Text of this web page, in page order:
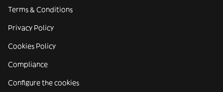
Terms & Conditions
Privacy Policy
Cookies Policy
Compliance
Configure the cookies